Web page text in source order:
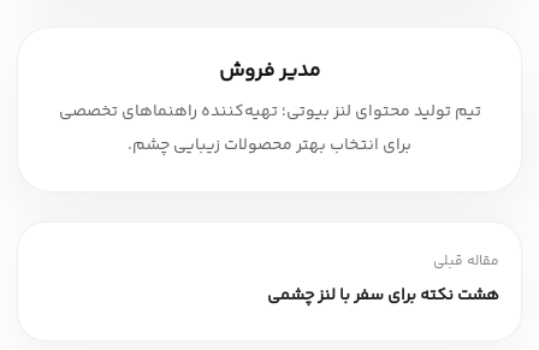
مدیر فروش
تیم تولید محتوای لنز بیوتی؛ تهیه‌کننده راهنماهای تخصصی
برای انتخاب بهتر محصولات زیبایی چشم.
مقاله قبلی
هشت نکته برای سفر با لنز چشمی